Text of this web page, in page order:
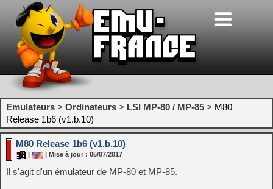
Emulateurs > Ordinateurs > LSI MP-80 / MP-85 > M80
Release 1b6 (v1.b.10)
M80 Release 1b6 (v1.b.10)
| Mise à jour : 05/07/2017
Il s'agit d'un émulateur de MP-80 et MP-85.